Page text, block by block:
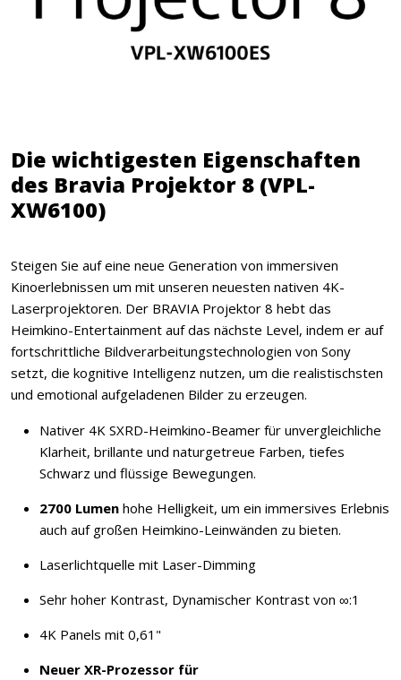
Die wichtigesten Eigenschaften
des Bravia Projektor 8 (VPL-
XW6100)
Steigen Sie auf eine neue Generation von immersiven
Kinoerlebnissen um mit unseren neuesten nativen 4K-
Laserprojektoren. Der BRAVIA Projektor 8 hebt das
Heimkino-Entertainment auf das nächste Level, indem er auf
fortschrittliche Bildverarbeitungstechnologien von Sony
setzt, die kognitive Intelligenz nutzen, um die realistischsten
und emotional aufgeladenen Bilder zu erzeugen.
Nativer 4K SXRD-Heimkino-Beamer für unvergleichliche
Klarheit, brillante und naturgetreue Farben, tiefes
Schwarz und flüssige Bewegungen.
2700 Lumen hohe Helligkeit, um ein immersives Erlebnis
auch auf großen Heimkino-Leinwänden zu bieten.
Laserlichtquelle mit Laser-Dimming
Sehr hoher Kontrast, Dynamischer Kontrast von ∞:1
4K Panels mit 0,61"
Neuer XR-Prozessor für